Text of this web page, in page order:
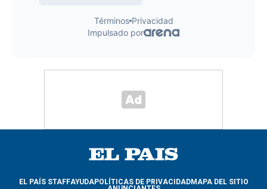
EL PAÍS STAFFAYUDAPOLÍTICAS DE PRIVACIDADMAPA DEL SITIO